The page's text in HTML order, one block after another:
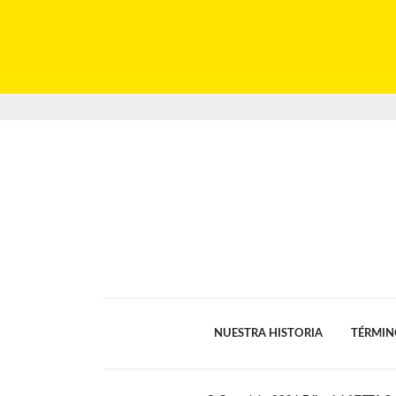
NUESTRA HISTORIA